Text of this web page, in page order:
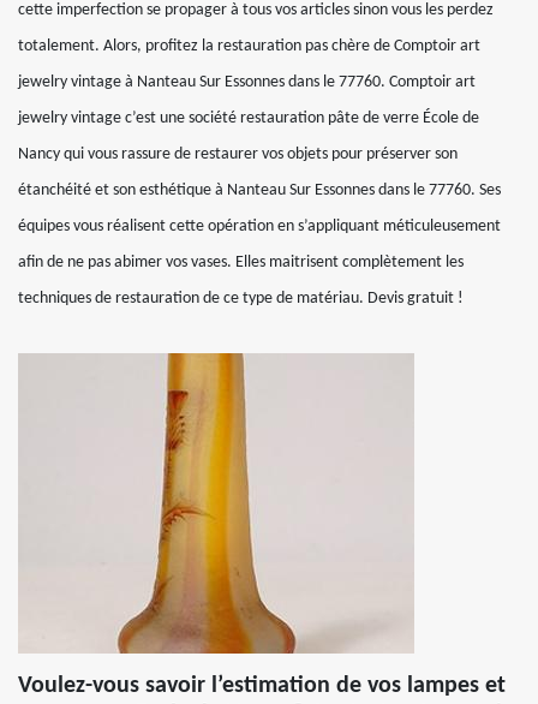
cette imperfection se propager à tous vos articles sinon vous les perdez
totalement. Alors, profitez la restauration pas chère de Comptoir art
jewelry vintage à Nanteau Sur Essonnes dans le 77760. Comptoir art
jewelry vintage c’est une société restauration pâte de verre École de
Nancy qui vous rassure de restaurer vos objets pour préserver son
étanchéité et son esthétique à Nanteau Sur Essonnes dans le 77760. Ses
équipes vous réalisent cette opération en s’appliquant méticuleusement
afin de ne pas abimer vos vases. Elles maitrisent complètement les
techniques de restauration de ce type de matériau. Devis gratuit !
Voulez-vous savoir l’estimation de vos lampes et